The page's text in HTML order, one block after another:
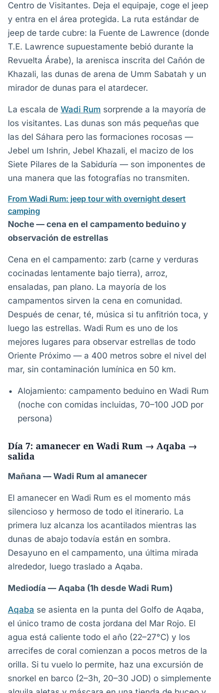
Centro de Visitantes. Deja el equipaje, coge el jeep
y entra en el área protegida. La ruta estándar de
jeep de tarde cubre: la Fuente de Lawrence (donde
T.E. Lawrence supuestamente bebió durante la
Revuelta Árabe), la arenisca inscrita del Cañón de
Khazali, las dunas de arena de Umm Sabatah y un
mirador de dunas para el atardecer.
La escala de Wadi Rum sorprende a la mayoría de
los visitantes. Las dunas son más pequeñas que
las del Sáhara pero las formaciones rocosas —
Jebel um Ishrin, Jebel Khazali, el macizo de los
Siete Pilares de la Sabiduría — son imponentes de
una manera que las fotografías no transmiten.
From Wadi Rum: jeep tour with overnight desert
camping
Noche — cena en el campamento beduino y
observación de estrellas
Cena en el campamento: zarb (carne y verduras
cocinadas lentamente bajo tierra), arroz,
ensaladas, pan plano. La mayoría de los
campamentos sirven la cena en comunidad.
Después de cenar, té, música si tu anfitrión toca, y
luego las estrellas. Wadi Rum es uno de los
mejores lugares para observar estrellas de todo
Oriente Próximo — a 400 metros sobre el nivel del
mar, sin contaminación lumínica en 50 km.
Alojamiento: campamento beduino en Wadi Rum
(noche con comidas incluidas, 70–100 JOD por
persona)
Día 7: amanecer en Wadi Rum → Aqaba →
salida
Mañana — Wadi Rum al amanecer
El amanecer en Wadi Rum es el momento más
silencioso y hermoso de todo el itinerario. La
primera luz alcanza los acantilados mientras las
dunas de abajo todavía están en sombra.
Desayuno en el campamento, una última mirada
alrededor, luego traslado a Aqaba.
Mediodía — Aqaba (1h desde Wadi Rum)
Aqaba se asienta en la punta del Golfo de Aqaba,
el único tramo de costa jordana del Mar Rojo. El
agua está caliente todo el año (22–27°C) y los
arrecifes de coral comienzan a pocos metros de la
orilla. Si tu vuelo lo permite, haz una excursión de
snorkel en barco (2–3h, 20–30 JOD) o simplemente